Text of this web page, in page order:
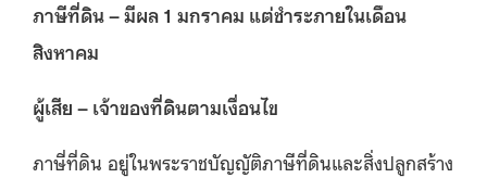
ภาษีที่ดิน–มีผล 1 มกราคม แต่ชำระภายในเดือน
สิงหาคม
ผู้เสีย – เจ้าของที่ดินตามเงื่อนไข
ภาษี่ที่ดิน อยู่ในพระราชบัญญัติภาษีที่ดินและสิ่งปลูกสร้าง